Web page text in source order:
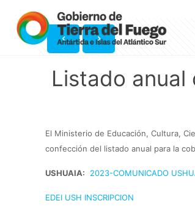
Listado anual
El Ministerio de Educación, Cultura,
confección del listado anual para la
USHUAIA: 2023-COMUNICADO
EDEI USH INSCRIPCION